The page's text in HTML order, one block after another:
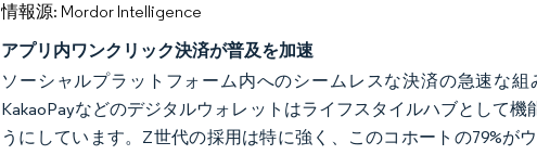
情報源: Mordor Intelligence
アプリ内ワンクリック決済が普及を加速
ソーシャルプラットフォーム内へのシームレスな決済の急速な
KakaoPayなどのデジタルウォレットはライフスタイルハブとして
うにしています。Z世代の採用は特に強く、このコホートの79%